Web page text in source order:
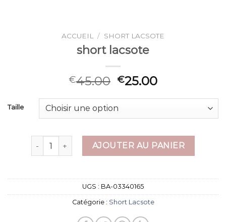
ACCUEIL / SHORT LACSOTE
short lacsote
€45.00 €25.00
Taille
quantité de short lacsoteAJOUTER AU PANIER
UGS : BA-03340165
Catégorie : Short Lacsote